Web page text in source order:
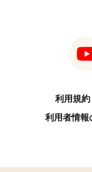
利用規約
利用者情報